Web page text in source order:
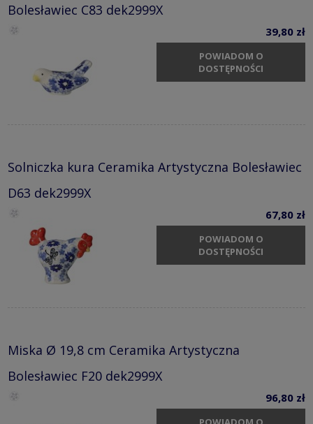
Bolesławiec C83 dek2999X
39,80 zł
POWIADOM O
DOSTĘPNOŚCI
Solniczka kura Ceramika Artystyczna Bolesławiec
D63 dek2999X
67,80 zł
POWIADOM O
DOSTĘPNOŚCI
Miska Ø 19,8 cm Ceramika Artystyczna
Bolesławiec F20 dek2999X
96,80 zł